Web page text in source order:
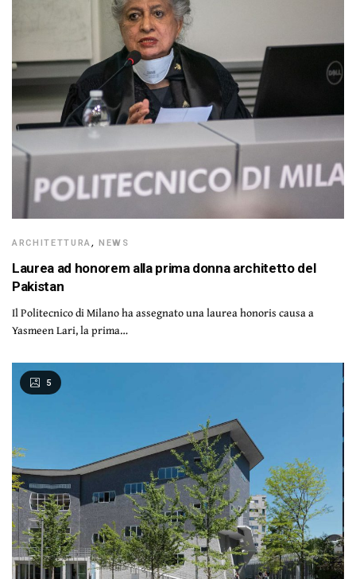
ARCHITETTURA, NEWS
Laurea ad honorem alla prima donna architetto del
Pakistan
Il Politecnico di Milano ha assegnato una laurea honoris causa a
Yasmeen Lari, la prima…
5